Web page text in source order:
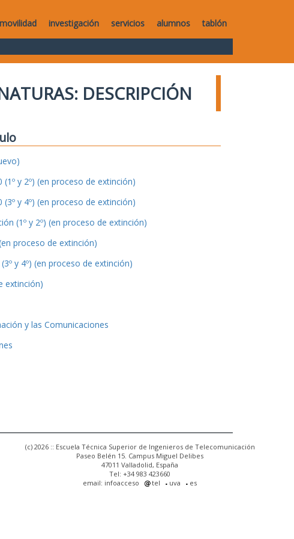
movilidad investigación servicios alumnos tablón
DESCRIPCIÓN
y 2º) (en proceso de extinción)
y 4º) (en proceso de extinción)
(1º y 2º) (en proceso de extinción)
proceso de extinción)
y 4º) (en proceso de extinción)
extinción)
y las Comunicaciones
(c) 2026 :: Escuela Técnica Superior de Ingenieros de Telecomunicación
Paseo Belén 15. Campus Miguel Delibes
47011 Valladolid, España
Tel: +34 983 423660
email: infoacceso
tel uva es